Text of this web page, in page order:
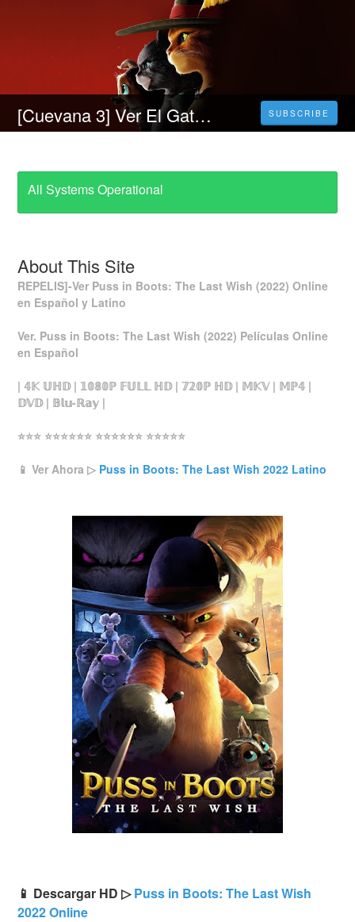
[Cuevana 3] Ver El Gato Con Botas: El Último Deseo (2023) Película Completa en Español y Latino SUBSCRIBE
All Systems Operational
About This Site
REPELIS]-Ver Puss in Boots: The Last Wish (2022) Online
en Español y Latino
Ver. Puss in Boots: The Last Wish (2022) Películas Online
en Español
| 𝟜𝕂 𝕌ℍ𝔻 | 𝟙𝟘𝟠𝟘ℙ 𝔽𝕌𝕃𝕃 ℍ𝔻 | 𝟟𝟚𝟘ℙ ℍ𝔻 | 𝕄𝕂𝕍 | 𝕄ℙ𝟜 |
𝔻𝕍𝔻 | 𝔹𝕝𝕦-ℝ𝕒𝕪 |
⭐⭐⭐ ⭐⭐⭐⭐⭐⭐ ⭐⭐⭐⭐⭐⭐ ⭐⭐⭐⭐⭐
📱 Ver Ahora ▷ Puss in Boots: The Last Wish 2022 Latino
📱 Descargar HD ▷Puss in Boots: The Last Wish
2022 Online